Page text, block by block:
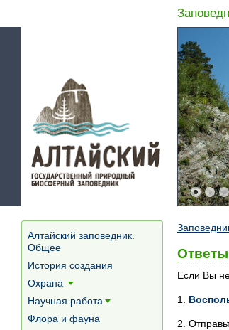
Если Вы
1.
2.
Алтайский заповедник.
Общее
История создания
Охрана
Научная работа
Флора и фауна